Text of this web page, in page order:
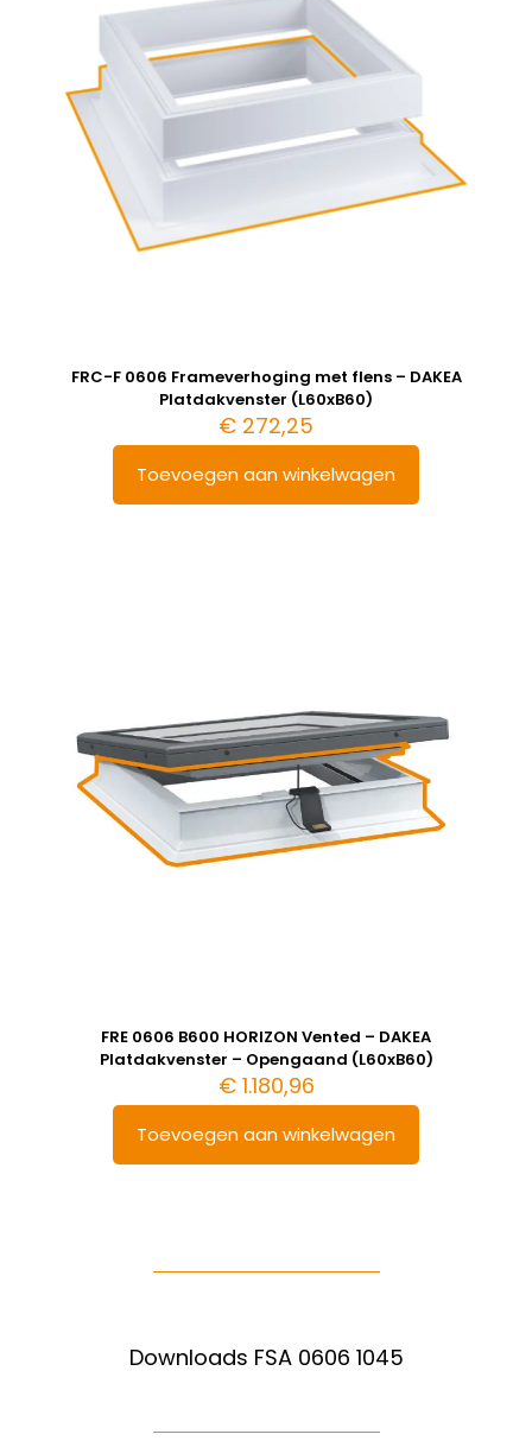
FRC-F 0606 Frameverhoging met flens – DAKEA
Platdakvenster (L60xB60)
€ 272,25
Toevoegen aan winkelwagen
FRE 0606 B600 HORIZON Vented – DAKEA
Platdakvenster – Opengaand (L60xB60)
€1.180,96
Toevoegen aan winkelwagen
Downloads FSA 0606 1045